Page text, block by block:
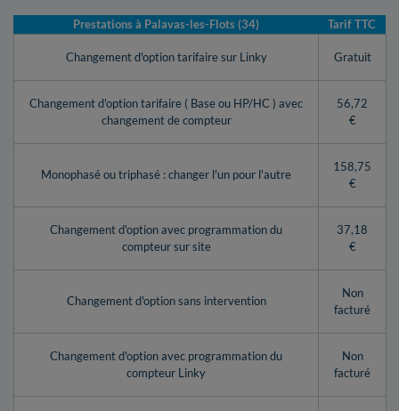
Prestations à Palavas-les-Flots (34) Tarif TTC
Changement d'option tarifaire sur Linky Gratuit
Changement d'option tarifaire ( Base ou HP/HC ) avec
changement de compteur
56,72
€
Monophasé ou triphasé : changer l'un pour l'autre
158,75
€
Changement d'option avec programmation du
compteur sur site
37,18
€
Changement d'option sans intervention
Non
facturé
Changement d'option avec programmation du
compteur Linky
Non
facturé